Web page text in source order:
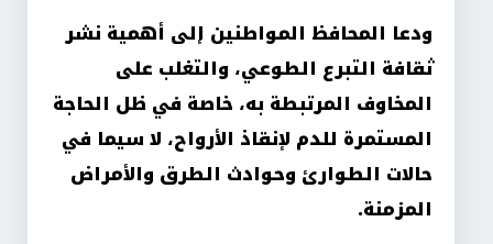
ودعا المحافظ المواطنين إلى أهمية نشر
ثقافة التبرع الطوعي، والتغلب على
المخاوف المرتبطة به، خاصة في ظل الحاجة
المستمرة للدم لإنقاذ الأرواح، لا سيما في
حالات الطوارئ وحوادث الطرق والأمراض
المزمنة.